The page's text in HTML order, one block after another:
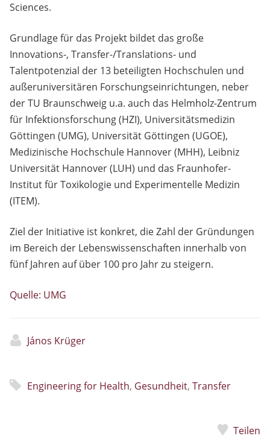
Sciences.
Grundlage für das Projekt bildet das große
Innovations-, Transfer-/Translations- und
Talentpotenzial der 13 beteiligten Hochschulen und
außeruniversitären Forschungseinrichtungen, neber
der TU Braunschweig u.a. auch das Helmholz-Zentrum
für Infektionsforschung (HZI), Universitätsmedizin
Göttingen (UMG), Universität Göttingen (UGOE),
Medizinische Hochschule Hannover (MHH), Leibniz
Universität Hannover (LUH) und das Fraunhofer-
Institut für Toxikologie und Experimentelle Medizin
(ITEM).
Ziel der Initiative ist konkret, die Zahl der Gründungen
im Bereich der Lebenswissenschaften innerhalb von
fünf Jahren auf über 100 pro Jahr zu steigern.
Quelle: UMG
János Krüger
Engineering for Health, Gesundheit, Transfer
Teilen